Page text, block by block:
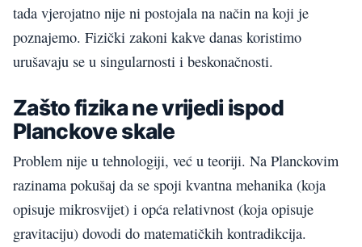
tada vjerojatno nije ni postojala na način na koji je
poznajemo. Fizički zakoni kakve danas koristimo
urušavaju se u singularnosti i beskonačnosti.
Zašto fizika ne vrijedi ispod
Planckove skale
Problem nije u tehnologiji, već u teoriji. Na Planckovim
razinama pokušaj da se spoji kvantna mehanika (koja
opisuje mikrosvijet) i opća relativnost (koja opisuje
gravitaciju) dovodi do matematičkih kontradikcija.